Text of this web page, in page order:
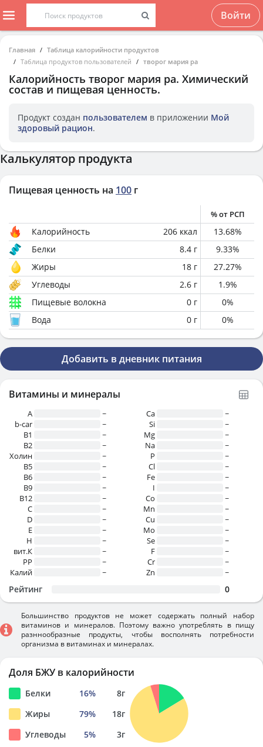
Войти
Главная
Таблица калорийности продуктов
Таблица продуктов пользователей
творог мария ра
Калорийность творог мария ра. Химический
состав и пищевая ценность.
Продукт создан пользователем в приложении Мой
здоровый рацион.
Калькулятор продукта
Пищевая ценность на 100 г
% от РСП
Калорийность 206 ккал 13.68%
Белки
8.4 г 9.33%
Жиры
18 г 27.27%
Углеводы
2.6 г 1.9%
Пищевые волокна
0 г 0%
Вода
0 г 0%
Добавить в дневник питания
Витамины и минералы
A
~
b-car
~
В1
~
B2
~
Холин
~
B5
~
B6
~
B9
~
B12
~
C
~
D
~
E
~
H
~
вит.К
~
PP
~
Калий
~
Ca
~
Si
~
Mg
~
Na
~
P
~
Cl
~
Fe
~
I
~
Co
~
Mn
~
Cu
~
Mo
~
Se
~
F
~
Cr
~
Zn
~
Рейтинг 0
Большинство продуктов не может содержать полный набор
витаминов и минералов. Поэтому важно употреблять в пищу
разннообразные продукты, чтобы восполнять потребности
организма в витаминах и минералах.
Доля БЖУ в калорийности
Белки 16% 8г
Жиры
79% 18г
Углеводы
5% 3г